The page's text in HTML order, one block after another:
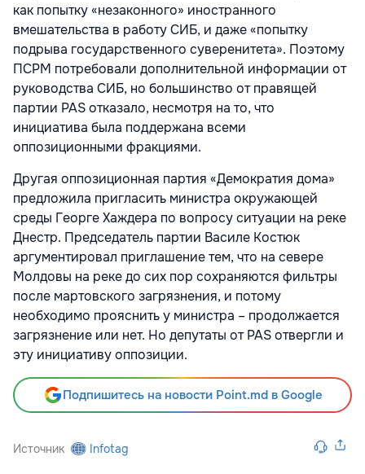
как попытку «незаконного» иностранного
вмешательства в работу СИБ, и даже «попытку
подрыва государственного суверенитета». Поэтому
ПСРМ потребовали дополнительной информации от
руководства СИБ, но большинство от правящей
партии PAS отказало, несмотря на то, что
инициатива была поддержана всеми
оппозиционными фракциями.
Другая оппозиционная партия «Демократия дома»
предложила пригласить министра окружающей
среды Георге Хаждера по вопросу ситуации на реке
Днестр. Председатель партии Василе Костюк
аргументировал приглашение тем, что на севере
Молдовы на реке до сих пор сохраняются фильтры
после мартовского загрязнения, и потому
необходимо прояснить у министра – продолжается
загрязнение или нет. Но депутаты от PAS отвергли и
эту инициативу оппозиции.
Подпишитесь на новости Point.md в Google
Источник Infotag